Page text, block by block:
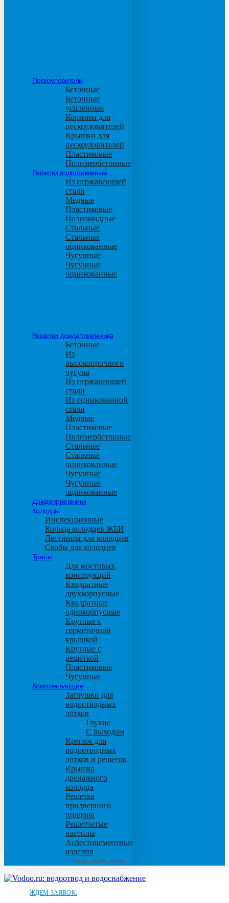
Пескоуловители
Бетонные
Бетонные
усиленные
Корзины для
пескоуловителей
Крышки для
пескоуловителей
Пластиковые
Полимербетонные
Решетки водоприемные
Из нержавеющей
стали
Медные
Пластиковые
Полиамидные
Стальные
Стальные
оцинкованные
Чугунные
Чугунные
оцинкованные
Решетки дождеприемника
Бетонные
Из
высокопрочного
чугуна
Из нержавеющей
стали
Из оцинкованной
стали
Медные
Пластиковые
Полимербетонные
Стальные
Стальные
оцинкованные
Чугунные
Чугунные
оцинкованные
Дождеприемники
Колодцы
Инспекционные
Кольца колодцев ЖБИ
Лестницы для колодцев
Скобы для колодцев
Трапы
Для мостовых
конструкций
Квадратные
двухкорпусные
Квадратные
однокорпусные
Круглые с
герметичной
крышкой
Круглые с
решеткой
Пластиковые
Чугунные
Комплектующие
Заглушки для
водоотводных
лотков
Глухие
С выходом
Крепеж для
водоотводных
лотков и решеток
Крышка
дренажного
колодца
Решетка
придверного
поддона
Решетчатые
настилы
Асбестоцементные
изделия
Листы, плиты, трубы
ЖДЕМ ЗАЯВОК: